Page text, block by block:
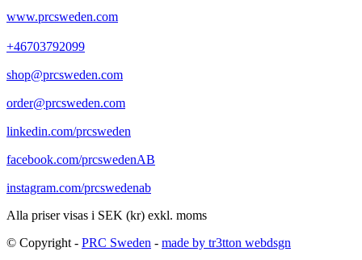
www.prcsweden.com
+46703792099
shop@prcsweden.com
order@prcsweden.com
linkedin.com/prcsweden
facebook.com/prcswedenAB
instagram.com/prcswedenab
Alla priser visas i SEK (kr) exkl. moms
© Copyright - PRC Sweden - made by tr3tton webdsgn